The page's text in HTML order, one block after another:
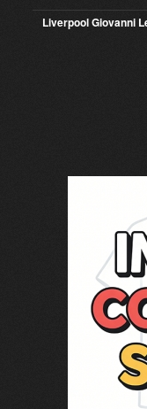
Liverpool Giovanni